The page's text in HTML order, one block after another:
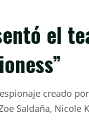
el
creado
Saldaña, Nicole